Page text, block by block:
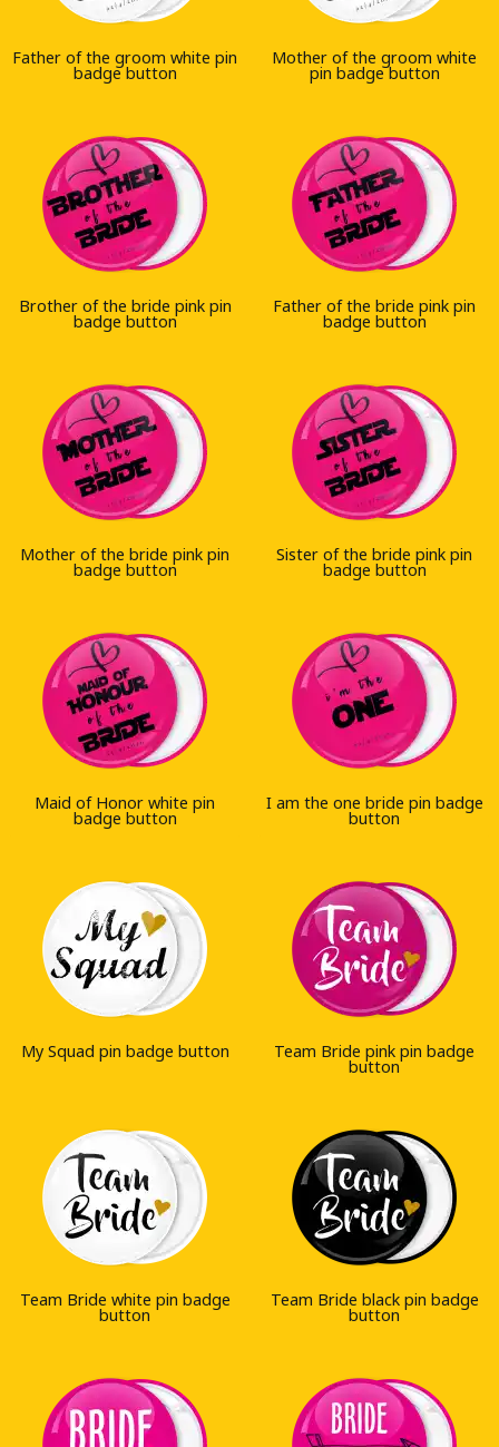
Father of the groom white pin
badge button
Mother of the groom white
pin badge button
Brother of the bride pink pin
badge button
Father of the bride pink pin
badge button
Mother of the bride pink pin
badge button
Sister of the bride pink pin
badge button
Maid of Honor white pin
badge button
I am the one bride pin badge
button
My Squad pin badge button Team Bride pink pin badge
button
Team Bride white pin badge
button
Team Bride black pin badge
button